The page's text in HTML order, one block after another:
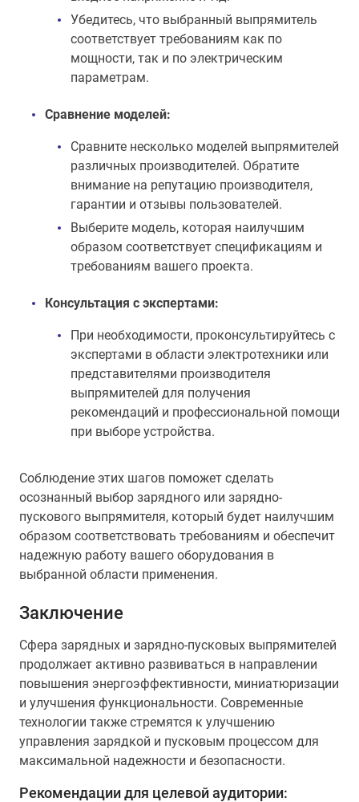
Убедитесь, что выбранный выпрямитель
соответствует требованиям как по
мощности, так и по электрическим
параметрам.
Сравнение моделей:
Сравните несколько моделей выпрямителей
различных производителей. Обратите
внимание на репутацию производителя,
гарантии и отзывы пользователей.
Выберите модель, которая наилучшим
образом соответствует спецификациям и
требованиям вашего проекта.
Консультация с экспертами:
При необходимости, проконсультируйтесь с
экспертами в области электротехники или
представителями производителя
выпрямителей для получения
рекомендаций и профессиональной помощи
при выборе устройства.
Соблюдение этих шагов поможет сделать
осознанный выбор зарядного или зарядно-
пускового выпрямителя, который будет наилучшим
образом соответствовать требованиям и обеспечит
надежную работу вашего оборудования в
выбранной области применения.
Заключение
Сфера зарядных и зарядно-пусковых выпрямителей
продолжает активно развиваться в направлении
повышения энергоэффективности, миниатюризации
и улучшения функциональности. Современные
технологии также стремятся к улучшению
управления зарядкой и пусковым процессом для
максимальной надежности и безопасности.
Рекомендации для целевой аудитории: